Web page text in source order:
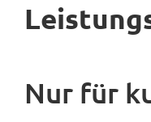
Nur für